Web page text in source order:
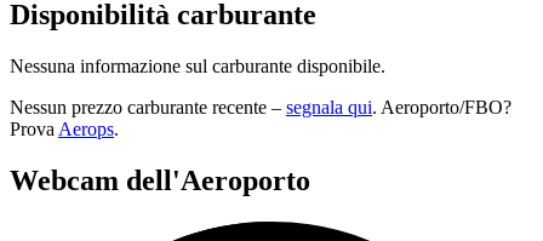
Disponibilità carburante
Nessuna informazione sul carburante disponibile.
Nessun prezzo carburante recente – segnala qui. Aeroporto/FBO?
Prova Aerops.
Webcam dell'Aeroporto